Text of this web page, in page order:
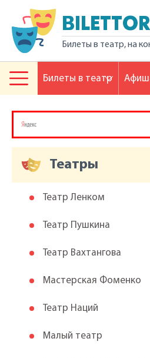
Билеты в театр, на
Театры
Театр Ленком
Театр Пушкина
Театр Вахтангова
Мастерская Фоменко
Театр Наций
Малый театр
Билеты в театр